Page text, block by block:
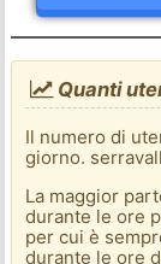
Quanti
Il numero di
giorno.
La maggior
durante le ore
per cui è
durante le ore